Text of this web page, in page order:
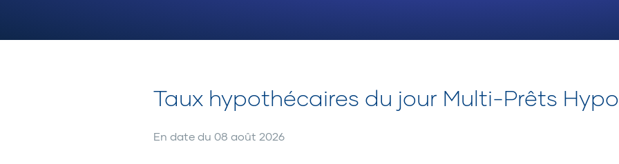
Taux hypothécaires du jour Multi-Prêts
En date du 08 août 2026